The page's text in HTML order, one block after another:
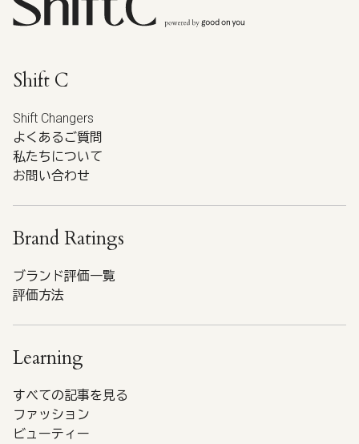
Shift C
Shift Changers
よくあるご質問
私たちについて
お問い合わせ
Brand Ratings
ブランド評価一覧
評価方法
Learning
すべての記事を見る
ファッション
ビューティー